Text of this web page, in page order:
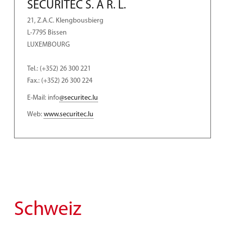
SECURITEC S. À R. L.
21, Z.A.C. Klengbousbierg
L-7795 Bissen
LUXEMBOURG
Tel.: (+352) 26 300 221
Fax.: (+352) 26 300 224
E-Mail: info@securitec.lu
Web:www.securitec.lu
Schweiz